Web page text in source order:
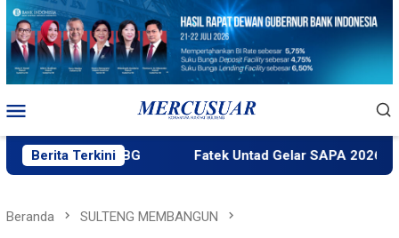
Loncat
konten
Mobile
Berita Terkini
Sastra MBG Fatek Untad Gelar SAPA 2026
Beranda SULTENG MEMBANGUN